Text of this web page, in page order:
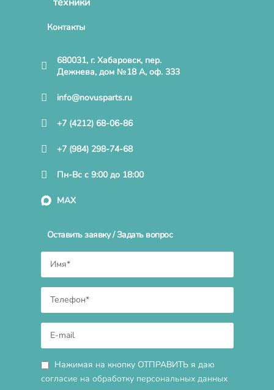
Контакты
680031, г. Хабаровск, пер.
Дежнева, дом №18 А, оф. 333
info@novusparts.ru
+7 (4212) 68-06-86
+7 (984) 298-74-68
Пн-Вс с 9:00 до 18:00
MAX
Оставить заявку / Задать вопрос
Нажимая на кнопку ОТПРАВИТЬ я даю
согласие на обработку персональных данных